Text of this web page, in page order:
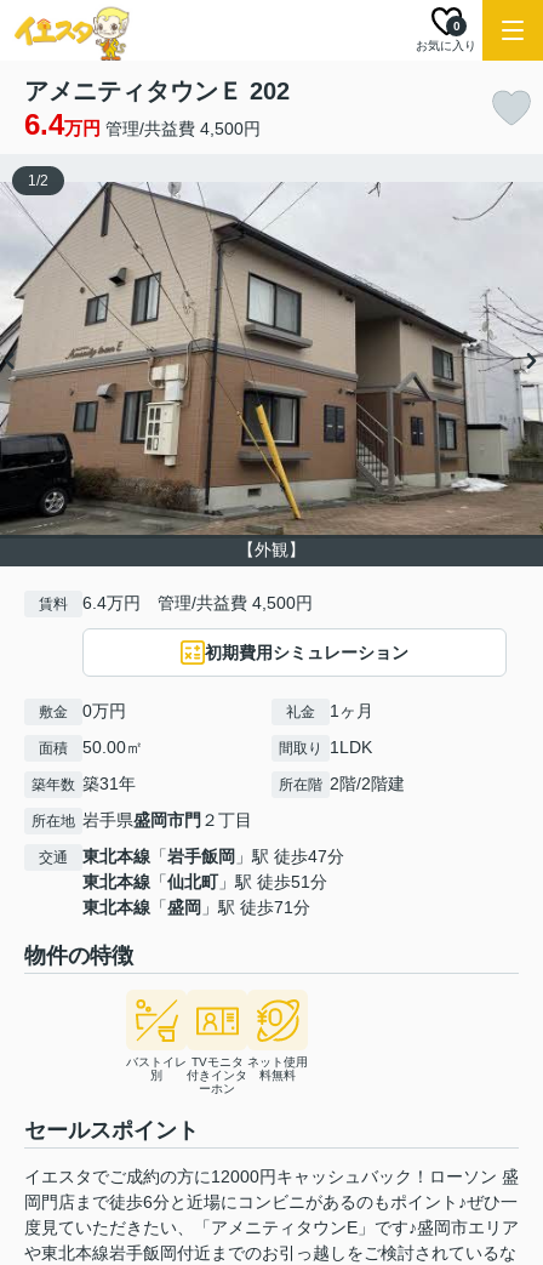
お気に入り
0
アメニティタウンＥ 202
6.4万円 管理/共益費 4,500円
【外観】
1/2
賃料 6.4万円 管理/共益費 4,500円
初期費用シミュレーション
敷金 0万円 礼金 1ヶ月
面積 50.00㎡ 間取り 1LDK
築年数 築31年 所在階 2階/2階建
所在地 岩手県盛岡市門 ２丁目
交通 東北本線 「岩手飯岡 」駅 徒歩47分
東北本線 「仙北町」駅 徒歩51分
東北本線 「盛岡 」駅 徒歩71分
物件の特徴
バストイレ
別
TVモニタ
付きインタ
ーホン
ネット使用
料無料
セールスポイント
イエスタでご成約の方に12000円キャッシュバック！ローソン 盛
岡門店まで徒歩6分と近場にコンビニがあるのもポイント♪ぜひ一
度見ていただきたい、「アメニティタウンE」です♪盛岡市エリア
や東北本線岩手飯岡付近までのお引っ越しをご検討されているな